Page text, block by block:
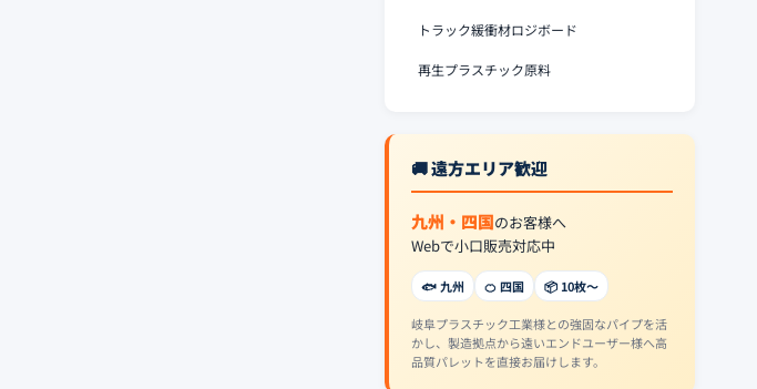
トラック緩衝材ロジボード
再生プラスチック原料
🚚 遠方エリア歓迎
九州・四国のお客様へ
Webで小口販売対応中
🐟 九州 🍊 四国 📦 10枚〜
岐阜プラスチック工業様との強固なパイプを活
かし、製造拠点から遠いエンドユーザー様へ高
品質パレットを直接お届けします。